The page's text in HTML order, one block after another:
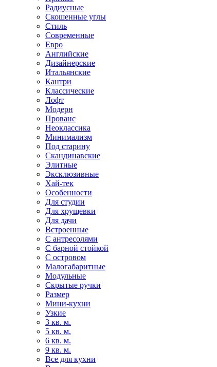
Радиусные
Скошенные углы
Стиль
Современные
Евро
Английские
Дизайнерские
Итальянские
Кантри
Классические
Лофт
Модерн
Прованс
Неоклассика
Минимализм
Под старину
Скандинавские
Элитные
Эксклюзивные
Хай-тек
Особенности
Для студии
Для хрущевки
Для дачи
Встроенные
С антресолями
С барной стойкой
С островом
Малогабаритные
Модульные
Скрытые ручки
Размер
Мини-кухни
Узкие
3 кв. м.
5 кв. м.
6 кв. м.
9 кв. м.
Все для кухни